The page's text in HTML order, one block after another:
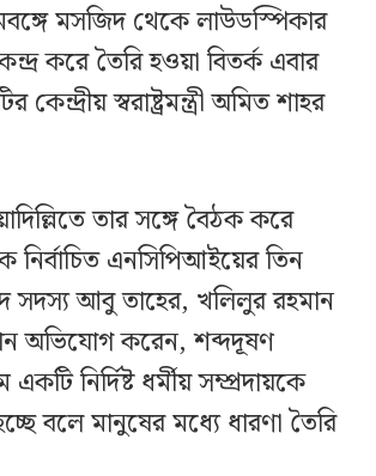
মসজিদ থেকে লাউডস্পিকার
করে তৈরি হওয়া বিতর্ক এবার
স্বরাষ্ট্রমন্ত্রী অমিত শাহর
তার সঙ্গে বৈঠক করে
নির্বাচিত এনসিপিআইয়ের তিন
সদস্য আবু তাহের, খলিলুর রহমান
অভিযোগ করেন, শব্দদূষণ
একটি নির্দিষ্ট ধর্মীয় সম্প্রদায়কে
বলে মানুষের মধ্যে ধারণা তৈরি